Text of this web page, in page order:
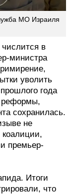
МО Израиля
в
министра
уволить
года
реформы,
сохранилась.
не
коалиции,
премьер-
Итоги
что